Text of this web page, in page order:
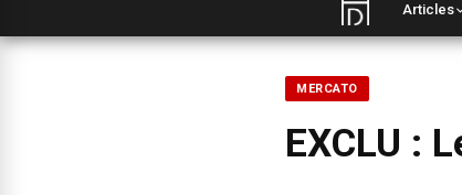
Articles
MERCATO
EXCLU :